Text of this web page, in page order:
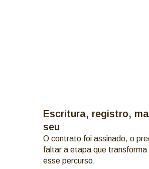
Escritura, registro,
seu
O contrato foi assinado, o
faltar a etapa que
esse percurso.